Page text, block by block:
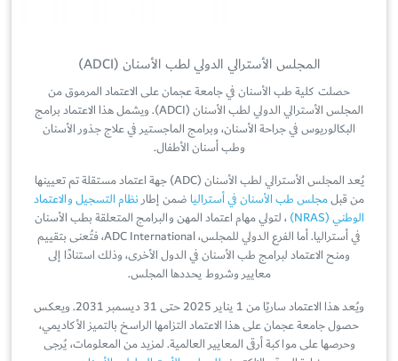
المجلس الأسترالي الدولي لطب الأسنان (ADCI)
حصلت كلية طب الأسنان في جامعة عجمان على الاعتماد المرموق من
المجلس الأسترالي الدولي لطب الأسنان (ADCI). ويشمل هذا الاعتماد برامج
البكالوريوس في جراحة الأسنان، وبرامج الماجستير في علاج جذور الأسنان
وطب أسنان الأطفال.
يُعد المجلس الأسترالي لطب الأسنان (ADC) جهة اعتماد مستقلة تم تعيينها
من قبلمجلس طب الأسنان في أستراليا ضمن إطارنظام التسجيل والاعتماد
الوطني (NRAS)
، لتولي مهام اعتماد المهن والبرامج المتعلقة بطب الأسنان
في أستراليا. أما الفرع الدولي للمجلس، ADC International، فتُعنى بتقييم
ومنح الاعتماد لبرامج طب الأسنان في الدول الأخرى، وذلك استنادًا إلى
معايير وشروط يحددها المجلس.
ويُعد هذا الاعتماد ساريًا من 1 يناير 2025 حتى 31 ديسمبر 2031. ويعكس
حصول جامعة عجمان على هذا الاعتماد التزامها الراسخ بالتميز الأكاديمي،
وحرصها على مواكبة أرقى المعايير العالمية. لمزيد من المعلومات، يُرجى